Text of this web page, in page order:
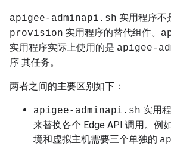
apigee-adminapi.sh 实用程序不
provision 实用程序的替代组件。
实用程序实际上使用的是 apigee-
序 其任务。
两者之间的主要区别如下：
apigee-adminapi.sh 实用
来替换各个 Edge API 调用。例
境和虚拟主机需要三个单独的